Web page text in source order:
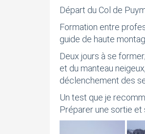
Départ du Col de
Formation entre
guide de haute
Deux jours à se
et du manteau
déclenchement des
Un test que je
Préparer une sortie et